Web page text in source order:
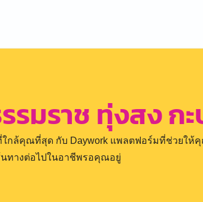
รมราช ทุ่งสง ก
กล้คุณที่สุด กับ Daywork แพลตฟอร์มที่ช่วยให้
นทางต่อไปในอาชีพรอคุณอยู่